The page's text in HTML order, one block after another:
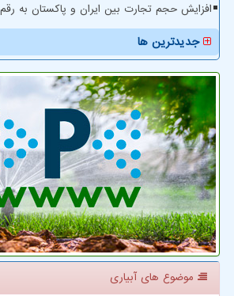
افزایش حجم تجارت بین ایران و پاکستان به رقم 10 میلیارد دلار
جدیدترین ها
موضوع های آبیاری